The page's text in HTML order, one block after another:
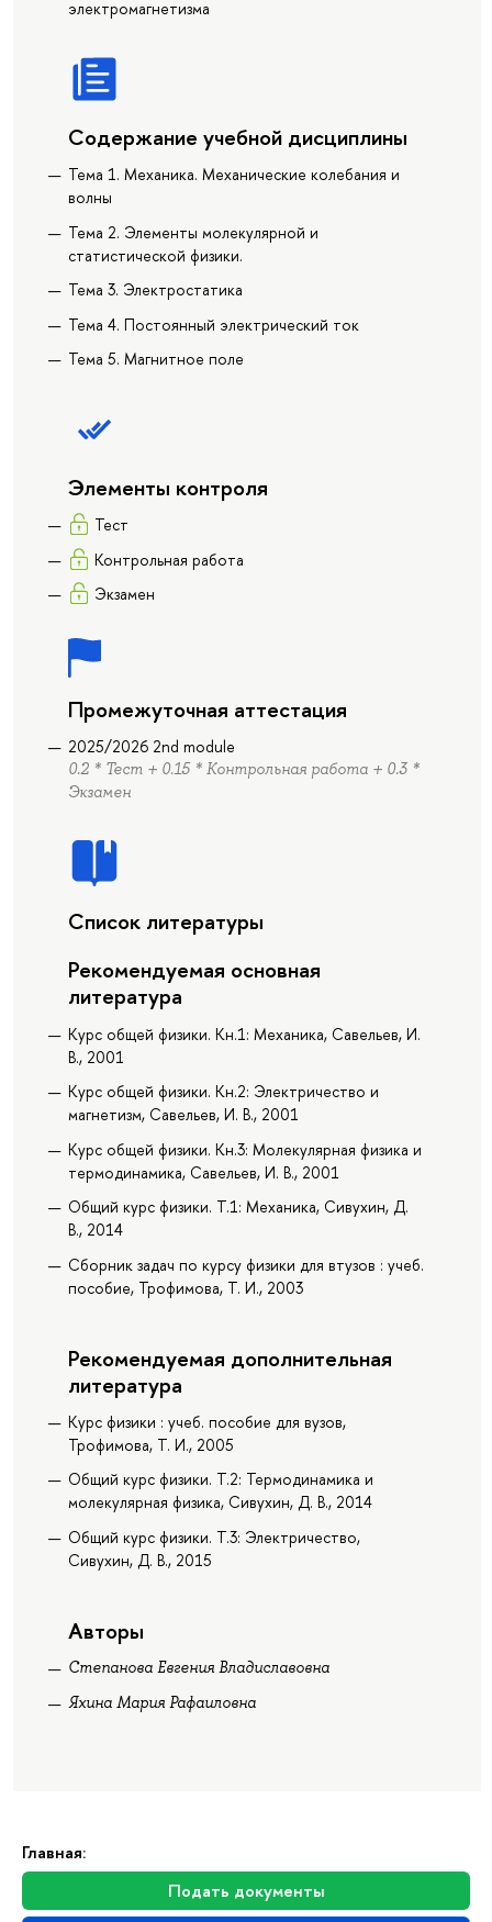
Главная:
Подать документы
электромагнетизма
Содержание учебной дисциплины
Тема 1. Механика. Механические колебания и
волны
Тема 2. Элементы молекулярной и
статистической физики.
Тема 3. Электростатика
Тема 4. Постоянный электрический ток
Тема 5. Магнитное поле
Элементы контроля
Тест
Контрольная работа
Экзамен
Промежуточная аттестация
2025/2026 2nd module
0.2 * Тест + 0.15 * Контрольная работа + 0.3 *
Экзамен
Список литературы
Рекомендуемая основная
литература
Курс общей физики. Кн.1: Механика, Савельев, И.
В., 2001
Курс общей физики. Кн.2: Электричество и
магнетизм, Савельев, И. В., 2001
Курс общей физики. Кн.3: Молекулярная физика и
термодинамика, Савельев, И. В., 2001
Общий курс физики. Т.1: Механика, Сивухин, Д.
В., 2014
Сборник задач по курсу физики для втузов : учеб.
пособие, Трофимова, Т. И., 2003
Рекомендуемая дополнительная
литература
Курс физики : учеб. пособие для вузов,
Трофимова, Т. И., 2005
Общий курс физики. Т.2: Термодинамика и
молекулярная физика, Сивухин, Д. В., 2014
Общий курс физики. Т.3: Электричество,
Сивухин, Д. В., 2015
Авторы
Степанова Евгения Владиславовна
Яхина Мария Рафаиловна